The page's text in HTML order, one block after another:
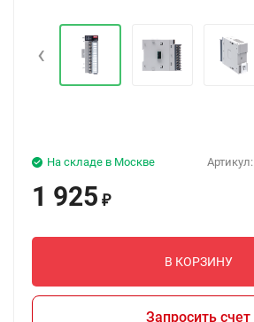
‹
Артикул:
На складе в Москве
1 925 ₽
В КОРЗИНУ
Запросить счет